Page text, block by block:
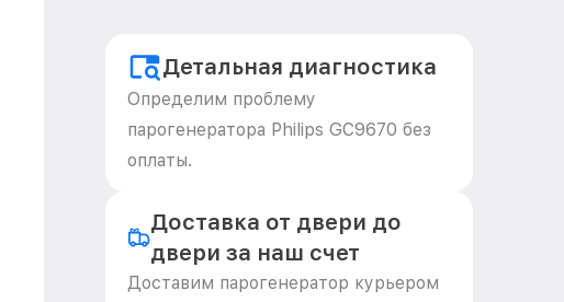
Детальная диагностика
Определим проблему
парогенератора Philips GC9670 без
оплаты.
Доставка от двери до
двери за наш счет
Доставим парогенератор курьером